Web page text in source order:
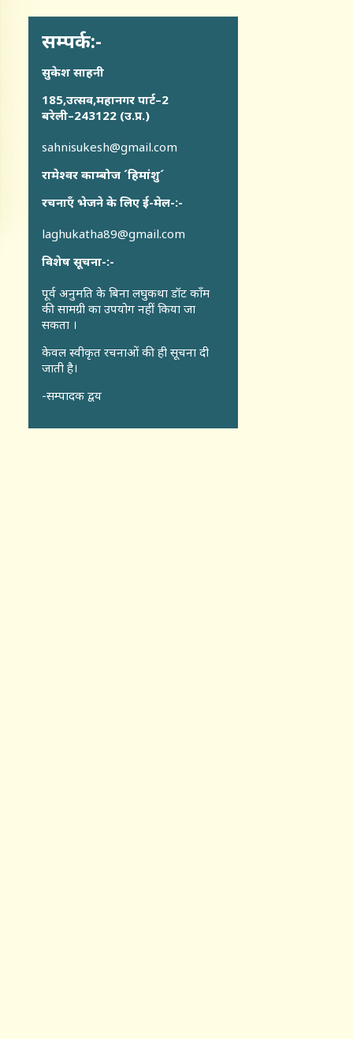
सम्पर्क:-
सुकेश साहनी
185,उत्सव,महानगर पार्ट–2
बरेली–243122 (उ.प्र.)
sahnisukesh@gmail.com
रामेश्वर काम्बोज ´हिमांशु´
रचनाएँ भेजने के लिए ई-मेल-:-
laghukatha89@gmail.com
विशेष सूचना-:-
पूर्व अनुमति के बिना लघुकथा डॉट कॉंम
की सामग्री का उपयोग नहीं किया जा
सकता ।
केवल स्वीकृत रचनाओं की ही सूचना दी
जाती है।
-सम्पादक द्वय